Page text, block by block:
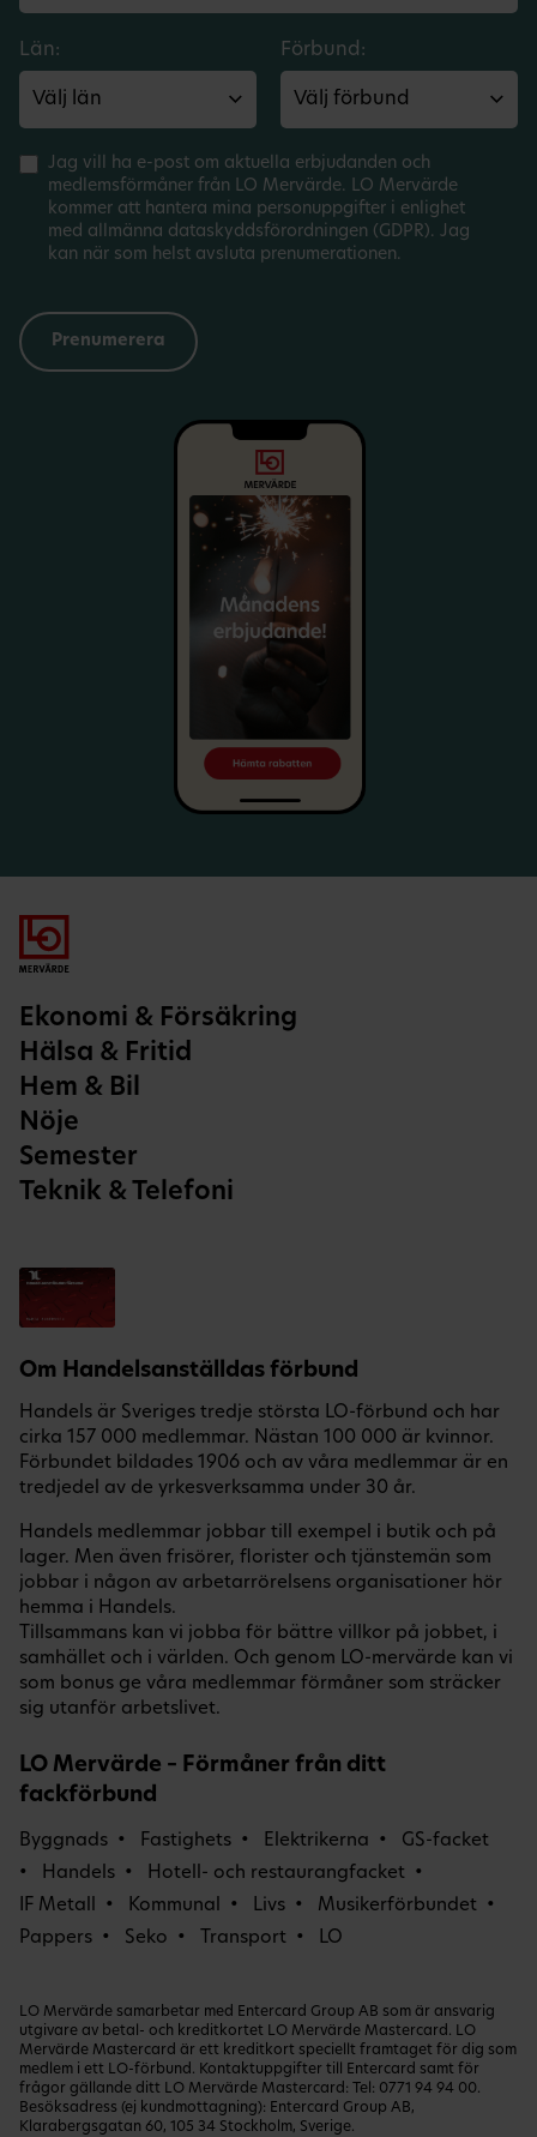
Län: Förbund:
Jag vill ha e-post om aktuella erbjudanden och
medlemsförmåner från LO Mervärde. LO Mervärde
kommer att hantera mina personuppgifter i enlighet
med allmänna dataskyddsförordningen (GDPR). Jag
kan när som helst avsluta prenumerationen.
Ekonomi & Försäkring
Hälsa & Fritid
Hem & Bil
Nöje
Semester
Teknik & Telefoni
Om Handelsanställdas förbund
Handels är Sveriges tredje största LO-förbund och har
cirka 157 000 medlemmar. Nästan 100 000 är kvinnor.
Förbundet bildades 1906 och av våra medlemmar är en
tredjedel av de yrkesverksamma under 30 år.
Handels medlemmar jobbar till exempel i butik och på
lager. Men även frisörer, florister och tjänstemän som
jobbar i någon av arbetarrörelsens organisationer hör
hemma i Handels.
Tillsammans kan vi jobba för bättre villkor på jobbet, i
samhället och i världen. Och genom LO-mervärde kan vi
som bonus ge våra medlemmar förmåner som sträcker
sig utanför arbetslivet.
LO Mervärde – Förmåner från ditt
fackförbund
Byggnads Fastighets Elektrikerna
GS-facket
Handels
Hotell- och restaurangfacket
IF Metall
Kommunal Livs
Musikerförbundet
Pappers
Seko Transport LO
LO Mervärde samarbetar med Entercard Group AB som är ansvarig
utgivare av betal- och kreditkortet LO Mervärde Mastercard. LO
Mervärde Mastercard är ett kreditkort speciellt framtaget för dig som
medlem i ett LO-förbund. Kontaktuppgifter till Entercard samt för
frågor gällande ditt LO Mervärde Mastercard: Tel: 0771 94 94 00.
Besöksadress (ej kundmottagning): Entercard Group AB,
Klarabergsgatan 60, 105 34 Stockholm, Sverige.